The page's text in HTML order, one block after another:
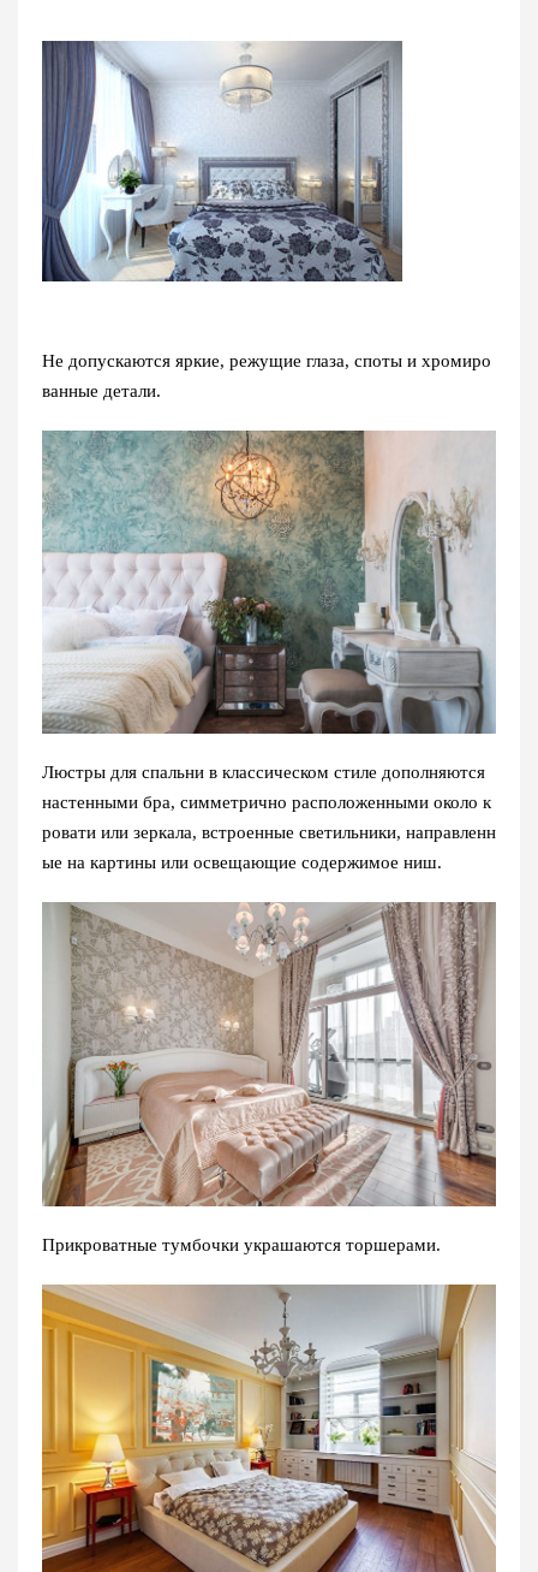
Не допускаются яркие, режущие глаза, споты и хромиро
ванные детали.
Люстры для спальни в классическом стиле дополняются
настенными бра, симметрично расположенными около к
ровати или зеркала, встроенные светильники, направленн
ые на картины или освещающие содержимое ниш.
Прикроватные тумбочки украшаются торшерами.